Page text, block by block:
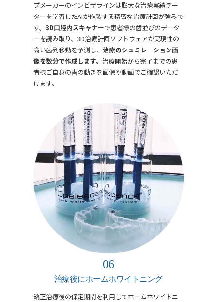
プメーカーのインビザラインは膨大な治療実績デー
ターを学習したAIが作製する精密な治療計画が強みで
す。 3D口腔内スキャナーで患者様の歯並びのデータ
ーを読み取り、3D治療計画ソフトウェアが実現性の
高い歯列移動を予測し、 治療のシュミレーション画
像を数分で作成します。 治療開始から完了までの患
者様ご自身の歯の動きを画像や動画でご確認いただ
けます。
治療後にホームホワイトニング
矯正治療後の保定期間を利用してホームホワイトニ